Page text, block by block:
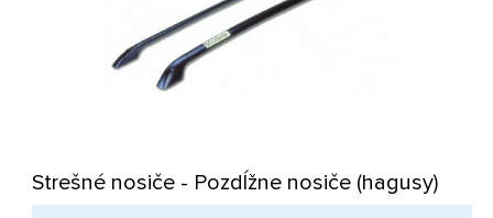
Strešné nosiče - Pozdĺžne nosiče (hagusy)